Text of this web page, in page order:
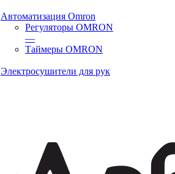
Автоматизация Omron
Регуляторы OMRON
—
Таймеры OMRON
Электросушители для рук